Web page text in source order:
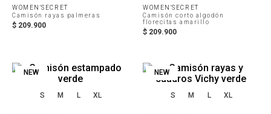
WOMEN'SECRET
Camisón rayas palmeras
$ 209.900
WOMEN'SECRET
Camisón corto algodón
florecitas amarillo
$ 209.900
NEW
S M L XL
NEW
S M L XL